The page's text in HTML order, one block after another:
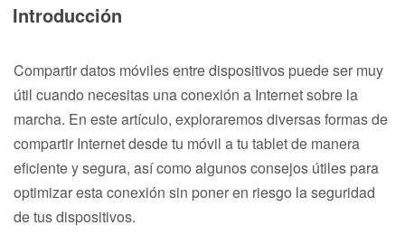
Introducción
Compartir datos móviles entre dispositivos puede ser muy
útil cuando necesitas una conexión a Internet sobre la
marcha. En este artículo, exploraremos diversas formas de
compartir Internet desde tu móvil a tu tablet de manera
eficiente y segura, así como algunos consejos útiles para
optimizar esta conexión sin poner en riesgo la seguridad
de tus dispositivos.